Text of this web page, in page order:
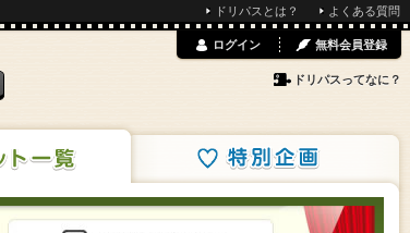
ドリパスとは？ よくある質問
特別企画
ログイン 無料会員登録
ドリパスってなに？